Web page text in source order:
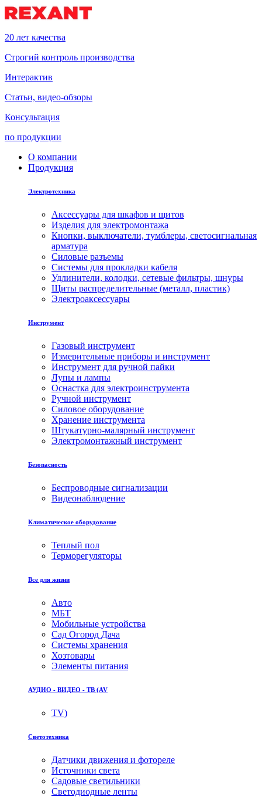
20 лет качества
Строгий контроль производства
Интерактив
Статьи, видео-обзоры
Консультация
по продукции
О компании
Продукция
Электротехника
Аксессуары для шкафов и щитов
Изделия для электромонтажа
Кнопки, выключатели, тумблеры, светосигнальная
арматура
Силовые разъемы
Системы для прокладки кабеля
Удлинители, колодки, сетевые фильтры, шнуры
Щиты распределительные (металл, пластик)
Электроаксессуары
Инструмент
Газовый инструмент
Измерительные приборы и инструмент
Инструмент для ручной пайки
Лупы и лампы
Оснастка для электроинструмента
Ручной инструмент
Силовое оборудование
Хранение инструмента
Штукатурно-малярный инструмент
Электромонтажный инструмент
Безопасность
Беспроводные сигнализации
Видеонаблюдение
Климатическое оборудование
Теплый пол
Терморегуляторы
Все для жизни
Авто
МБТ
Мобильные устройства
Сад Огород Дача
Системы хранения
Хозтовары
Элементы питания
АУДИО - ВИДЕО - ТВ (AV
TV)
Светотехника
Датчики движения и фотореле
Источники света
Садовые светильники
Светодиодные ленты